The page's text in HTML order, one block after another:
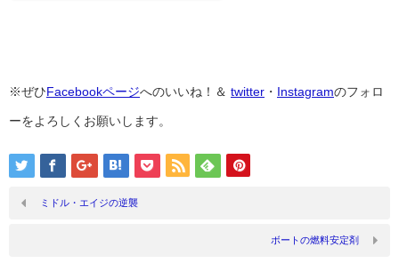
※ぜひFacebookページへのいいね！＆ twitter ・ Instagramのフォロ
ーをよろしくお願いします。
ミドル・エイジの逆襲
ボートの燃料安定剤